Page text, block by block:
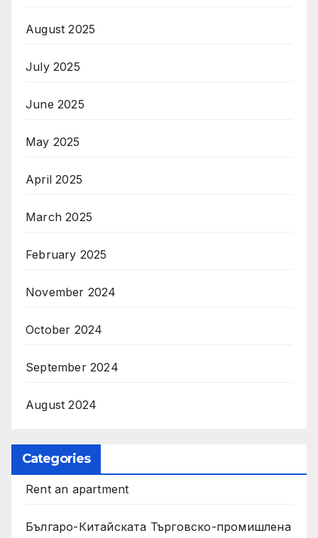
August 2025
July 2025
June 2025
May 2025
April 2025
March 2025
February 2025
November 2024
October 2024
September 2024
August 2024
Categories
Rent an apartment
Българо-Китайската Търговско-промишлена